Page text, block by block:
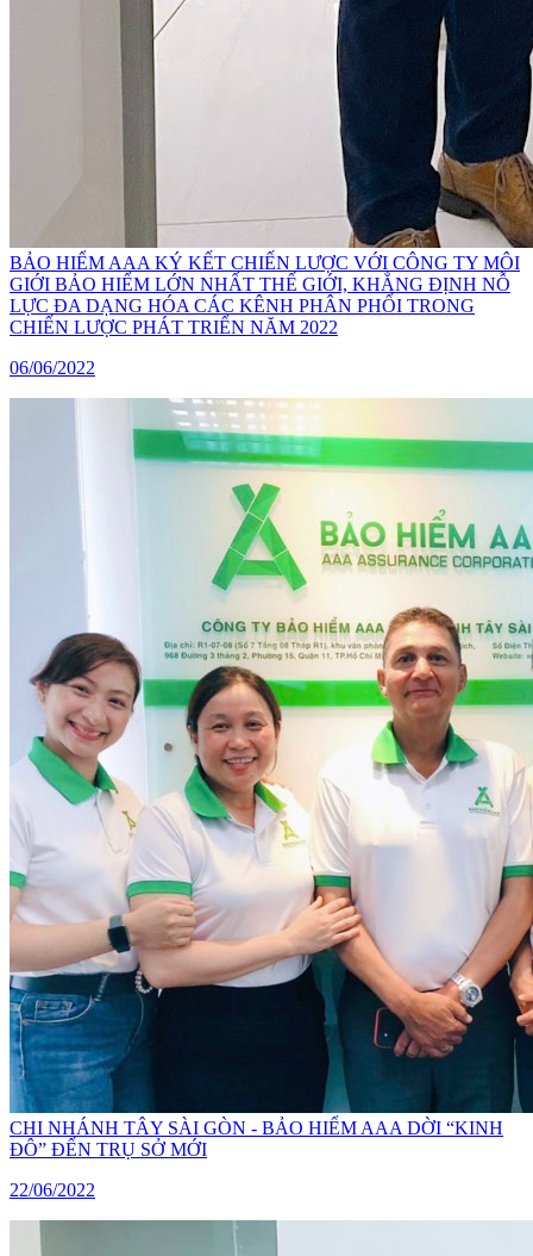
BẢO HIỂM AAA KÝ KẾT CHIẾN LƯỢC VỚI CÔNG TY MÔI
GIỚI BẢO HIỂM LỚN NHẤT THẾ GIỚI, KHẲNG ĐỊNH NỖ
LỰC ĐA DẠNG HÓA CÁC KÊNH PHÂN PHỐI TRONG
CHIẾN LƯỢC PHÁT TRIỂN NĂM 2022
06/06/2022
CHI NHÁNH TÂY SÀI GÒN - BẢO HIỂM AAA DỜI “KINH
ĐÔ” ĐẾN TRỤ SỞ MỚI
22/06/2022